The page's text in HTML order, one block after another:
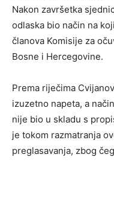
Nakon završetka
odlaska bio način na
članova Komisije za
Bosne i Hercegovine.
Prema riječima
izuzetno napeta, a
nije bio u skladu s
je tokom razmatranja
preglasavanja, zbog